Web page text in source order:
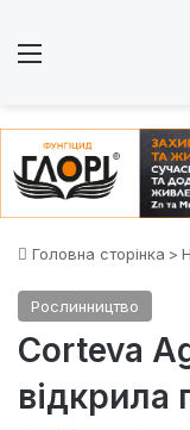
Головна сторінка >
Рослинництво
Corteva
відкрила